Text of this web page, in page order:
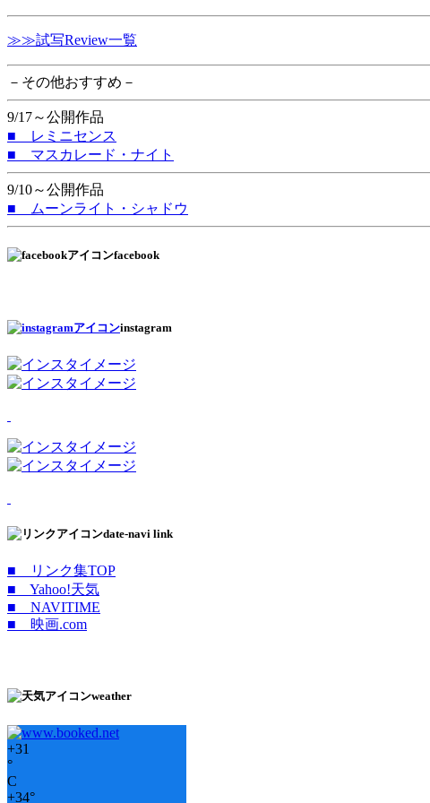
≫≫試写Review一覧
－その他おすすめ－
9/17～公開作品
■ レミニセンス
■ マスカレード・ナイト
9/10～公開作品
■ ムーンライト・シャドウ
facebook
instagram
date-navi link
■ リンク集TOP
■ Yahoo!天気
■ NAVITIME
■ 映画.com
weather
+31
°
C
+34°